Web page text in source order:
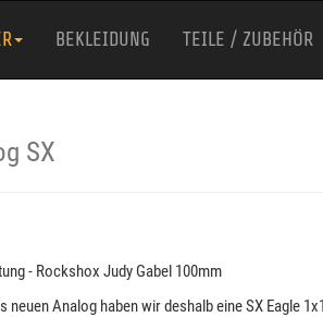
BEKLEIDUNG TEILE / ZUBEHÖR
SX
- Rockshox Judy Gabel 100mm
neuen Analog haben wir deshalb eine SX Eagle